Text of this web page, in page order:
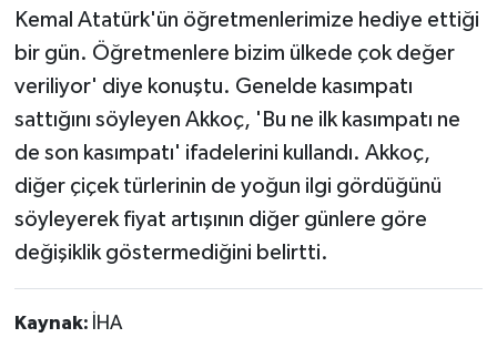
Kemal Atatürk'ün öğretmenlerimize hediye ettiği
bir gün. Öğretmenlere bizim ülkede çok değer
veriliyor' diye konuştu. Genelde kasımpatı
sattığını söyleyen Akkoç, 'Bu ne ilk kasımpatı ne
de son kasımpatı' ifadelerini kullandı. Akkoç,
diğer çiçek türlerinin de yoğun ilgi gördüğünü
söyleyerek fiyat artışının diğer günlere göre
değişiklik göstermediğini belirtti.
Kaynak: İHA